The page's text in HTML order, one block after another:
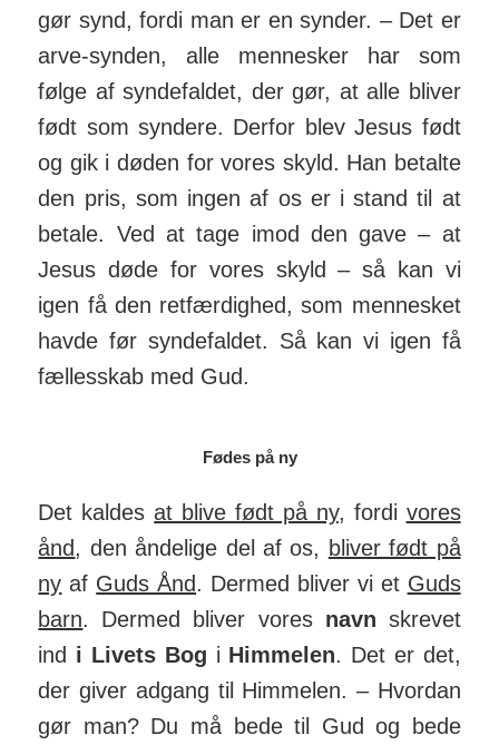
gør synd, fordi man er en synder. – Det er
arve-synden, alle men­nesker har som
følge af synde­faldet, der gør, at alle bliver
født som syndere. Derfor blev Jesus født
og gik i døden for vores skyld. Han betalte
den pris, som ingen af os er i stand til at
betale. Ved at tage imod den gave – at
Jesus døde for vores skyld – så kan vi
igen få den ret­fær­dighed, som men­nesket
havde før synde­faldet. Så kan vi igen få
fæl­les­skab med Gud.
Fødes på ny
Det kaldesat blive født på ny, fordi vores
ånd, den åndelige del af os, bliver født på
ny af Guds Ånd. Dermed bliver vi et Guds
barn. Dermed bliver vores navn skrevet
ind i Livets Bog i Him­melen. Det er det,
der giver adgang til Him­melen. – Hvordan
gør man? Du må bede til Gud og bede